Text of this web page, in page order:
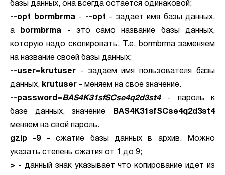
базы данных, она всегда остается одинаковой;
--opt bormbrma- --opt - задает имя базы данных,
а
bormbrma - это само название базы данных,
которую надо скопировать. Т.е. bormbrma заменяем
на название своей базы данных;
--user=krutuser - задаем имя пользователя базы
данных, krutuser - меняем на свое значение.
--password=BAS4K31sfSCse4q2d3st4- пароль к
базе данных, значение
BAS4K31sfSCse4q2d3st4
меняем на свой пароль.
gzip -9- сжатие базы данных в архив. Можно
указать степень сжатия от 1 до 9;
> - данный знак указывает что копирование идет из